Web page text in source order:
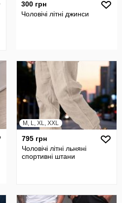
300 грн
Чоловічі літні джинси
M, L, XL, XXL
795 грн
Чоловічі літні льняні
спортивні штани